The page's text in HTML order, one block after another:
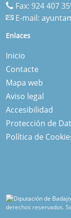
Fax: 924 407
E-mail:
Enlaces
Inicio
Contacte
Mapa web
Aviso legal
Accesibilidad
Protección de
Política de
derechos reservados.